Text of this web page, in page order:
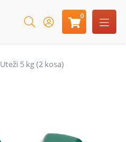
0
Uteži 5 kg (2 kosa)